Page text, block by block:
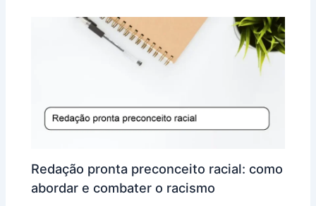
Redação pronta preconceito racial: como
abordar e combater o racismo